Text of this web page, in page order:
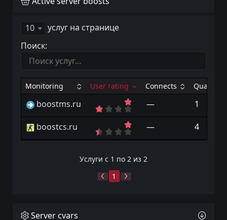
10
услуг на странице
Поиск:
Monitoring User rating Connects Quantity
boostms.ru — 1
boostcs.ru — 4
Услуги с 1 по 2 из 2
1
Server cvars